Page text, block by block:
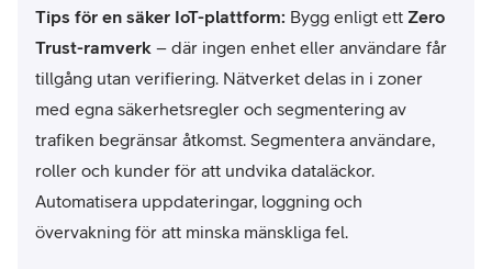
Tips för en säker IoT-plattform: Bygg enligt ett Zero
Trust-ramverk – där ingen enhet eller användare får
tillgång utan verifiering. Nätverket delas in i zoner
med egna säkerhetsregler och segmentering av
trafiken begränsar åtkomst. Segmentera användare,
roller och kunder för att undvika dataläckor.
Automatisera uppdateringar, loggning och
övervakning för att minska mänskliga fel.